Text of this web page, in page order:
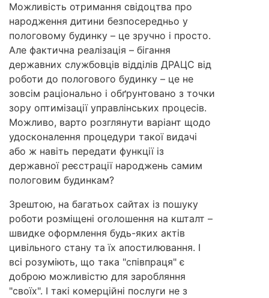
Можливість отримання свідоцтва про
народження дитини безпосередньо у
пологовому будинку – це зручно і просто.
Але фактична реалізація – бігання
державних службовців відділів ДРАЦС від
роботи до пологового будинку – це не
зовсім раціонально і обґрунтовано з точки
зору оптимізації управлінських процесів.
Можливо, варто розглянути варіант щодо
удосконалення процедури такої видачі
або ж навіть передати функції із
державної реєстрації народжень самим
пологовим будинкам?
Зрештою, на багатьох сайтах із пошуку
роботи розміщені оголошення на кшталт –
швидке оформлення будь-яких актів
цивільного стану та їх апостилювання. І
всі розуміють, що така "співпраця" є
доброю можливістю для заробляння
"своїх". І такі комерційні послуги не з